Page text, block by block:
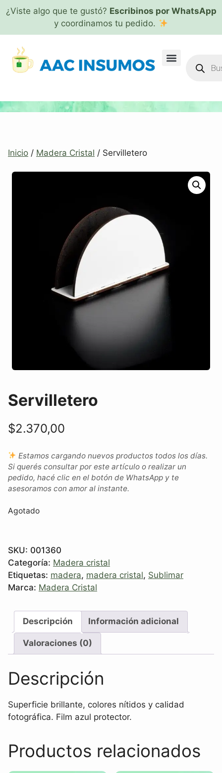
¿Viste algo que te gustó? Escribinos por WhatsApp
y coordinamos tu pedido.
Inicio / Madera Cristal / Servilletero
Servilletero
$2.370,00
Estamos cargando nuevos productos todos los días.
Si querés consultar por este artículo o realizar un
pedido, hacé clic en el botón de WhatsApp y te
asesoramos con amor al instante.
Agotado
SKU: 001360
Categoría: Madera cristal
Etiquetas: madera, madera cristal, Sublimar
Marca: Madera Cristal
Descripción Información adicional
Valoraciones (0)
Descripción
Superficie brillante, colores nítidos y calidad
fotográfica. Film azul protector.
Productos relacionados